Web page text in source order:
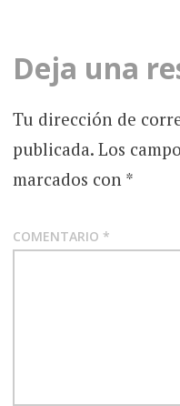
Deja una
Tu dirección de
publicada. Los
marcados con *
COMENTARIO *